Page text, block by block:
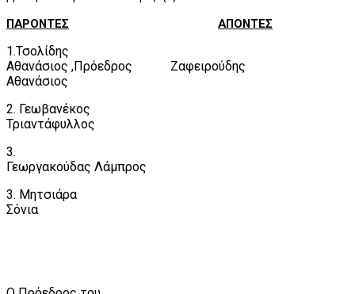
ΠΑΡΟΝΤΕΣ
ΑΠΟΝΤΕΣ
1.Τσολίδης
Αθανάσιος ,Πρόεδρος
Ζαφειρούδης
Αθανάσιος
2. Γεωβανέκος
Τριαντάφυλλος
3.
Γεωργακούδας Λάμπρος
3. Μητσιάρα
Σόνια